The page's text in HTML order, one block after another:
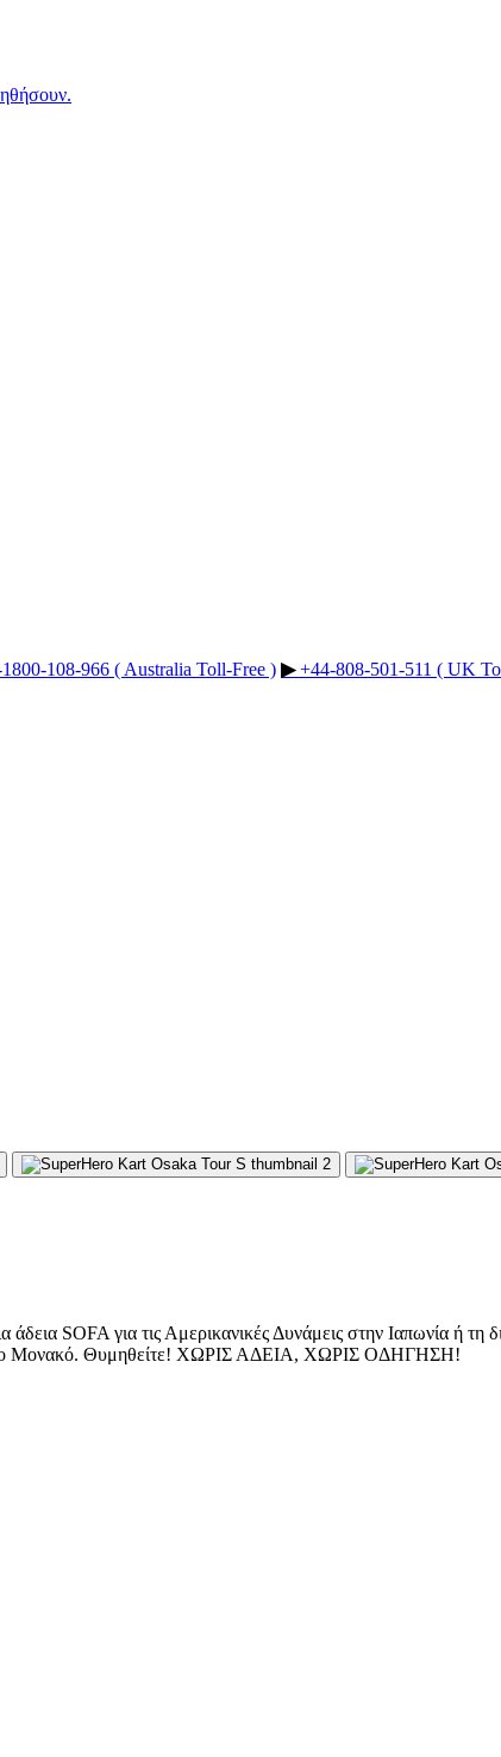
108-966 ( Australia Toll-Free ) ▶︎+44-808-501-511 ( UK
SOFA για τις Αμερικανικές Δυνάμεις στην Ιαπωνία ή
ή το Μονακό. Θυμηθείτε! ΧΩΡΙΣ ΑΔΕΙΑ, ΧΩΡΙΣ ΟΔΗΓΗΣΗ!